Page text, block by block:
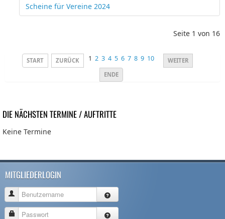
Scheine für Vereine 2024
Seite 1 von 16
START ZURÜCK 1 2 3 4 5 6 7 8 9 10
WEITER
ENDE
DIE NÄCHSTEN TERMINE / AUFTRITTE
Keine Termine
MITGLIEDERLOGIN
Benutzername
Passwort